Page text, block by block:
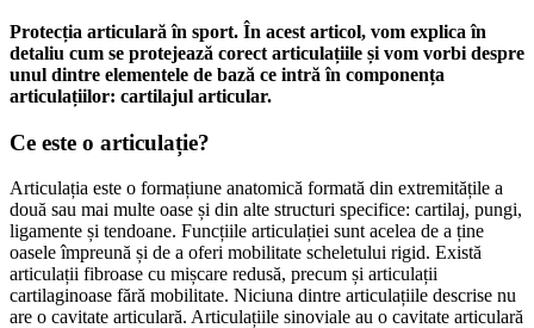
Protecția articulară în sport. În acest articol, vom explica în
detaliu cum se protejează corect articulațiile și vom vorbi despre
unul dintre elementele de bază ce intră în componența
articulațiilor: cartilajul articular.
Ce este o articulație?
Articulația este o formațiune anatomică formată din extremitățile a
două sau mai multe oase și din alte structuri specifice: cartilaj, pungi,
ligamente și tendoane. Funcțiile articulației sunt acelea de a ține
oasele împreună și de a oferi mobilitate scheletului rigid. Există
articulații fibroase cu mișcare redusă, precum și articulații
cartilaginoase fără mobilitate. Niciuna dintre articulațiile descrise nu
are o cavitate articulară. Articulațiile sinoviale au o cavitate articulară